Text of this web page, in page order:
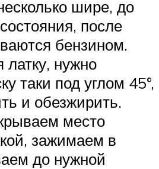
шире, до
после
бензином.
латку, нужно
таки под углом 45°,
и обезжирить.
место
зажимаем в
до нужной